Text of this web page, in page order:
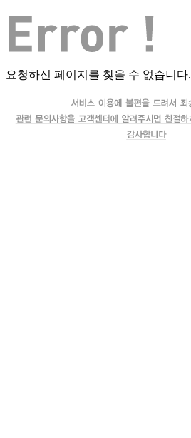
요청하신 페이지를 찾을 수 없습니다.